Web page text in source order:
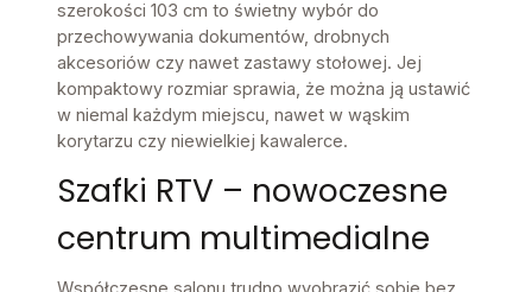
szerokości 103 cm to świetny wybór do
przechowywania dokumentów, drobnych
akcesoriów czy nawet zastawy stołowej. Jej
kompaktowy rozmiar sprawia, że można ją ustawić
w niemal każdym miejscu, nawet w wąskim
korytarzu czy niewielkiej kawalerce.
Szafki RTV – nowoczesne
centrum multimedialne
Współczesne salonu trudno wyobrazić sobie bez